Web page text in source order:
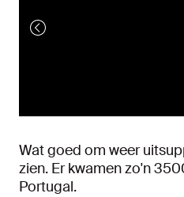
Wat goed om weer
zien. Er kwamen zo'n
Portugal.